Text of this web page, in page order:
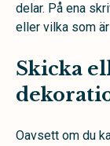
delar. På ena
eller vilka som
Skicka
Oavsett om du